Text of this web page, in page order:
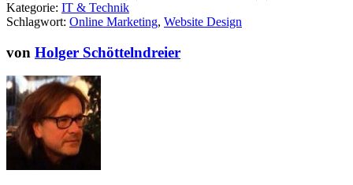
Kategorie: IT & Technik
Schlagwort: Online Marketing, Website Design
von Holger Schöttelndreier